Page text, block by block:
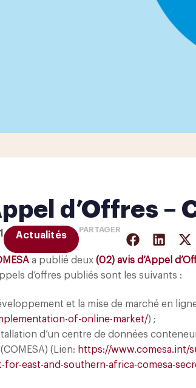
d’Offres –
Actualités
PARTAGER
a publié deux (02) avis d’Appel
d’offres publiés sont les suivants :
et la mise de marché en
of-online-market/) ;
d’un centre de données
(Lien: https://www.comesa.int/
for-east-and-southern-africa-comesa-